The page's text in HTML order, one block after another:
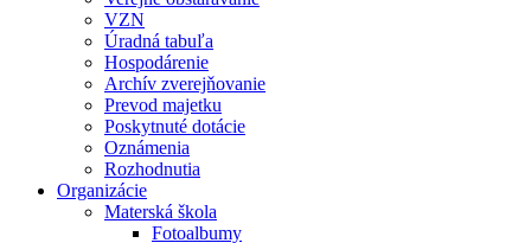
VZN
Úradná tabuľa
Hospodárenie
Archív zverejňovanie
Prevod majetku
Poskytnuté dotácie
Oznámenia
Rozhodnutia
Organizácie
Materská škola
Fotoalbumy